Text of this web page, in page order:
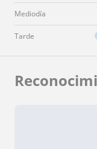
Mediodía
Tarde